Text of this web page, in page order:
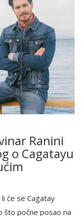
Ranini
o Cagatayu
će se Cagatay
što počne posao na